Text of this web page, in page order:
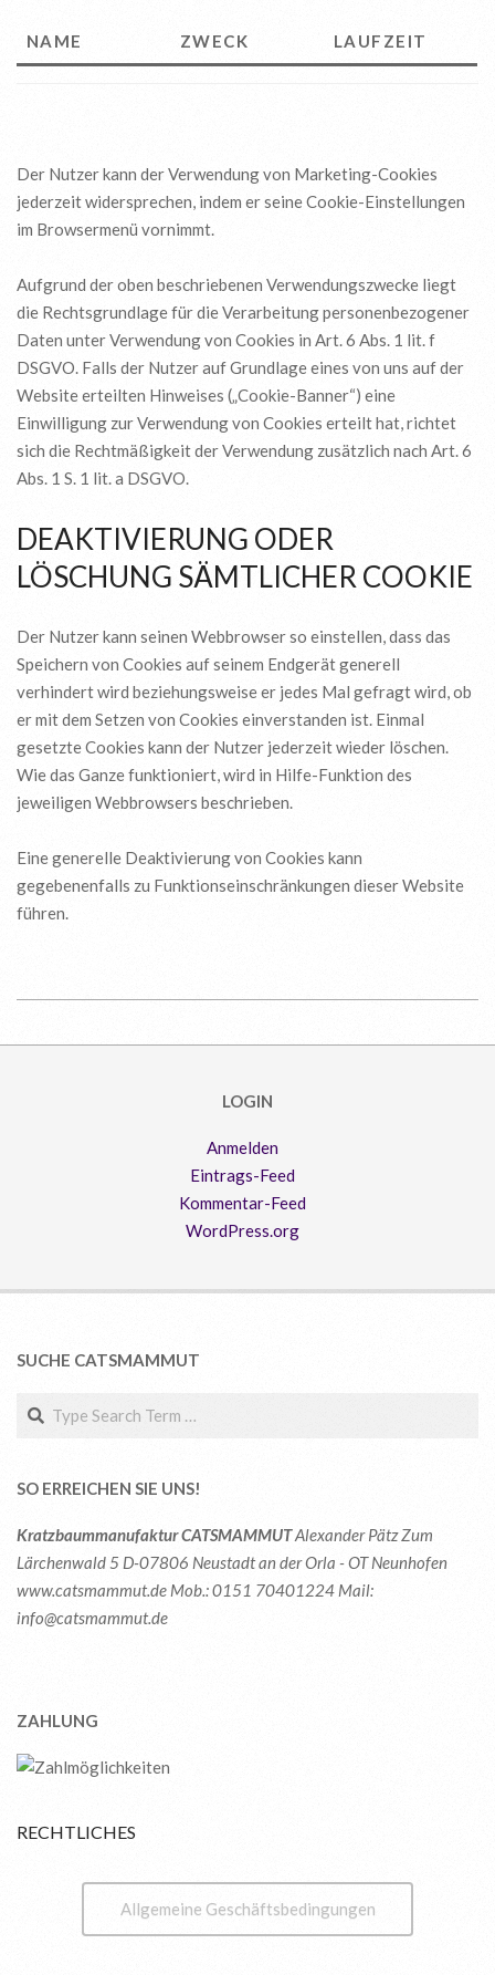
NAME ZWECK LAUFZEIT
Der Nutzer kann der Verwendung von Marketing-Cookies
jederzeit widersprechen, indem er seine Cookie-Einstellungen
im Browsermenü vornimmt.
Aufgrund der oben beschriebenen Verwendungszwecke liegt
die Rechtsgrundlage für die Verarbeitung personenbezogener
Daten unter Verwendung von Cookies in Art. 6 Abs. 1 lit. f
DSGVO. Falls der Nutzer auf Grundlage eines von uns auf der
Website erteilten Hinweises („Cookie-Banner“) eine
Einwilligung zur Verwendung von Cookies erteilt hat, richtet
sich die Rechtmäßigkeit der Verwendung zusätzlich nach Art. 6
Abs. 1 S. 1 lit. a DSGVO.
DEAKTIVIERUNG ODER
LÖSCHUNG SÄMTLICHER COOKIE
Der Nutzer kann seinen Webbrowser so einstellen, dass das
Speichern von Cookies auf seinem Endgerät generell
verhindert wird beziehungsweise er jedes Mal gefragt wird, ob
er mit dem Setzen von Cookies einverstanden ist. Einmal
gesetzte Cookies kann der Nutzer jederzeit wieder löschen.
Wie das Ganze funktioniert, wird in Hilfe-Funktion des
jeweiligen Webbrowsers beschrieben.
Eine generelle Deaktivierung von Cookies kann
gegebenenfalls zu Funktionseinschränkungen dieser Website
führen.
07-
LOGIN
Anmelden
Eintrags-Feed
Kommentar-Feed
WordPress.org
SUCHE CATSMAMMUT
Search
SO ERREICHEN SIE UNS!
Kratzbaummanufaktur CATSMAMMUTAlexander PätzZum
Lärchenwald 5 D-07806 Neustadt an der Orla - OT Neunhofen
www.catsmammut.de Mob.: 0151 70401224 Mail:
info@catsmammut.de
ZAHLUNG
RECHTLICHES
Allgemeine Geschäftsbedingungen